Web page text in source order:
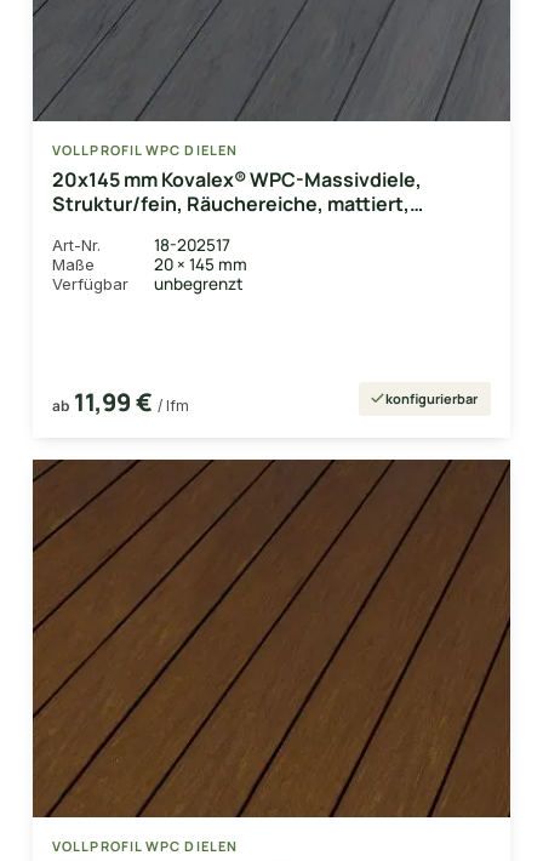
VOLLPROFIL WPC DIELEN
20x145 mm Kovalex® WPC-Massivdiele,
Struktur/fein, Räuchereiche, mattiert,
Art-Nr. 18-202517
Maße 20 × 145 mm
Verfügbar unbegrenzt
ab 11,99 € / lfm konfigurierbar
VOLLPROFIL WPC DIELEN